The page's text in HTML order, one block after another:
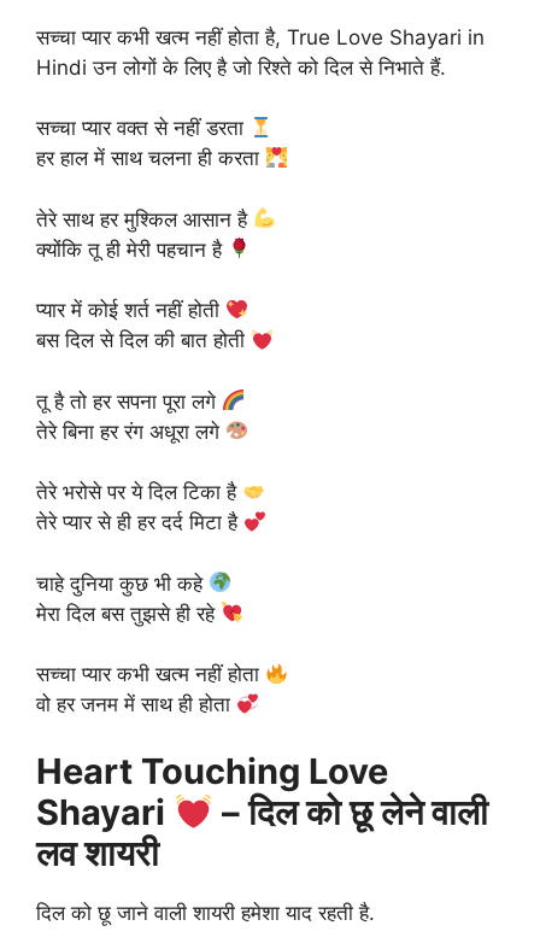
सच्चा प्यार कभी खत्म नहीं होता है, True Love Shayari in
Hindi उन लोगों के लिए है जो रिश्ते को दिल से निभाते हैं.
सच्चा प्यार वक्त से नहीं डरता
हर हाल में साथ चलना ही करता
तेरे साथ हर मुश्किल आसान है
क्योंकि तू ही मेरी पहचान है
प्यार में कोई शर्त नहीं होती
बस दिल से दिल की बात होती
तू है तो हर सपना पूरा लगे
तेरे बिना हर रंग अधूरा लगे
तेरे भरोसे पर ये दिल टिका है
तेरे प्यार से ही हर दर्द मिटा है
चाहे दुनिया कुछ भी कहे
मेरा दिल बस तुझसे ही रहे
सच्चा प्यार कभी खत्म नहीं होता
वो हर जनम में साथ ही होता
Heart Touching Love
Shayari
– दिल को छू लेने वाली
लव शायरी
दिल को छू जाने वाली शायरी हमेशा याद रहती है.